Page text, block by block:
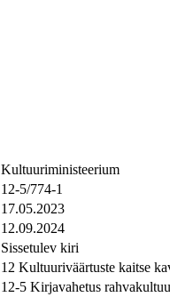
Kultuuriministeerium
12-5/774-1
17.05.2023
12.09.2024
Sissetulev kiri
12 Kultuuriväärtuste kaitse
12-5 Kirjavahetus